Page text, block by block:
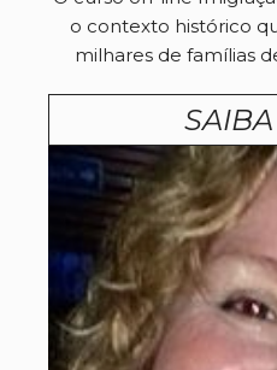
o contexto histórico
milhares de famílias